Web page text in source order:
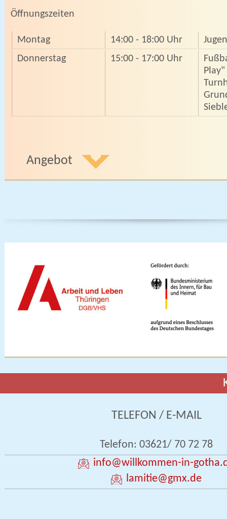
­­Öffnungszeiten
Montag 14:00 - 18:00 Uhr
Donnerstag
15:00 - 17:00 Uhr
Angebot
TELEFON / E-MAIL
Telefon: 03621/ 70 72 78
info@willkommen-in-
lamitie@gmx.de